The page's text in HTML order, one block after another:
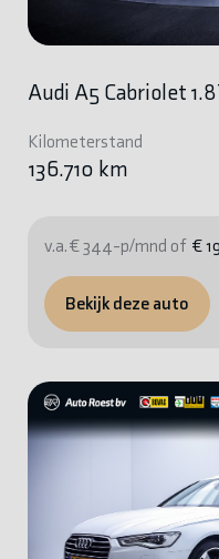
Audi A5 Cabriolet
Kilometerstand
136.710 km
v.a. € 344-p/mnd of €
Bekijk deze auto